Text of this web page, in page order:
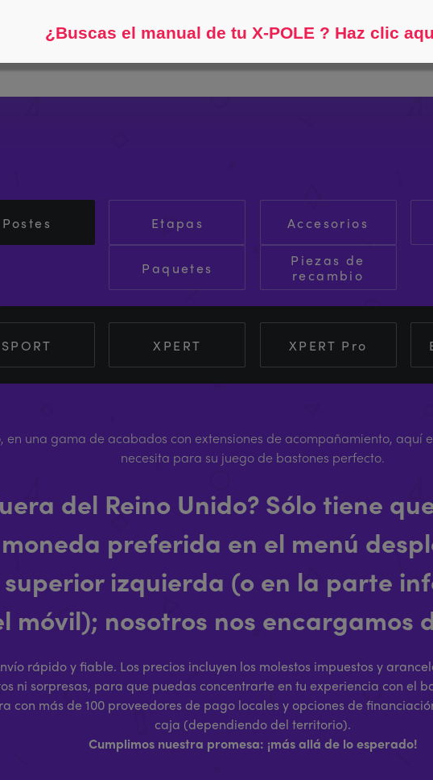
Postes Etapas Accesorios
Paquetes
Piezas de
recambio
SPORT XPERT XPERT Pro
en una gama de acabados con extensiones de acompañamiento, aquí
necesita para su juego de bastones perfecto.
del Reino Unido? Sólo tiene
preferida en el menú
izquierda (o en la parte
móvil); nosotros nos encargamos
rápido y fiable. Los precios incluyen los molestos impuestos y
ni sorpresas, para que puedas concentrarte en tu experiencia con el
con más de 100 proveedores de pago locales y opciones de
caja (dependiendo del territorio).
Cumplimos nuestra promesa: ¡más allá de lo esperado!
¿Buscas el manual de tu X-POLE ? Haz clic